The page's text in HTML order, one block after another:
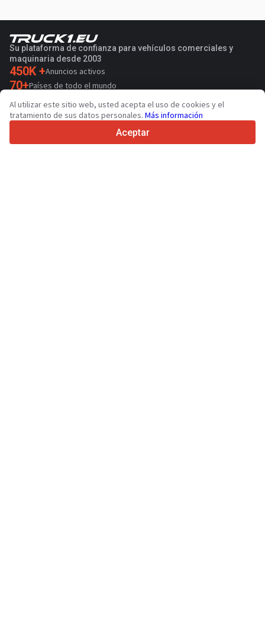
Su plataforma de confianza para vehículos comerciales y
maquinaria desde 2003
450K +Anuncios activos
70+Países de todo el mundo
36Idiomas admitidos
4.7/5
Al utilizar este sitio web, usted acepta el uso de cookies y el
tratamiento de sus datos personales. Más información
Aceptar